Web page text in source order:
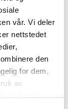
vår. Vi deler
nettstedet
den
for dem,
av